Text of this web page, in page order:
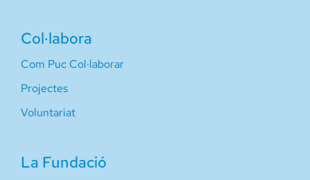
Col·labora
Com Puc Col·laborar
Projectes
Voluntariat
La Fundació